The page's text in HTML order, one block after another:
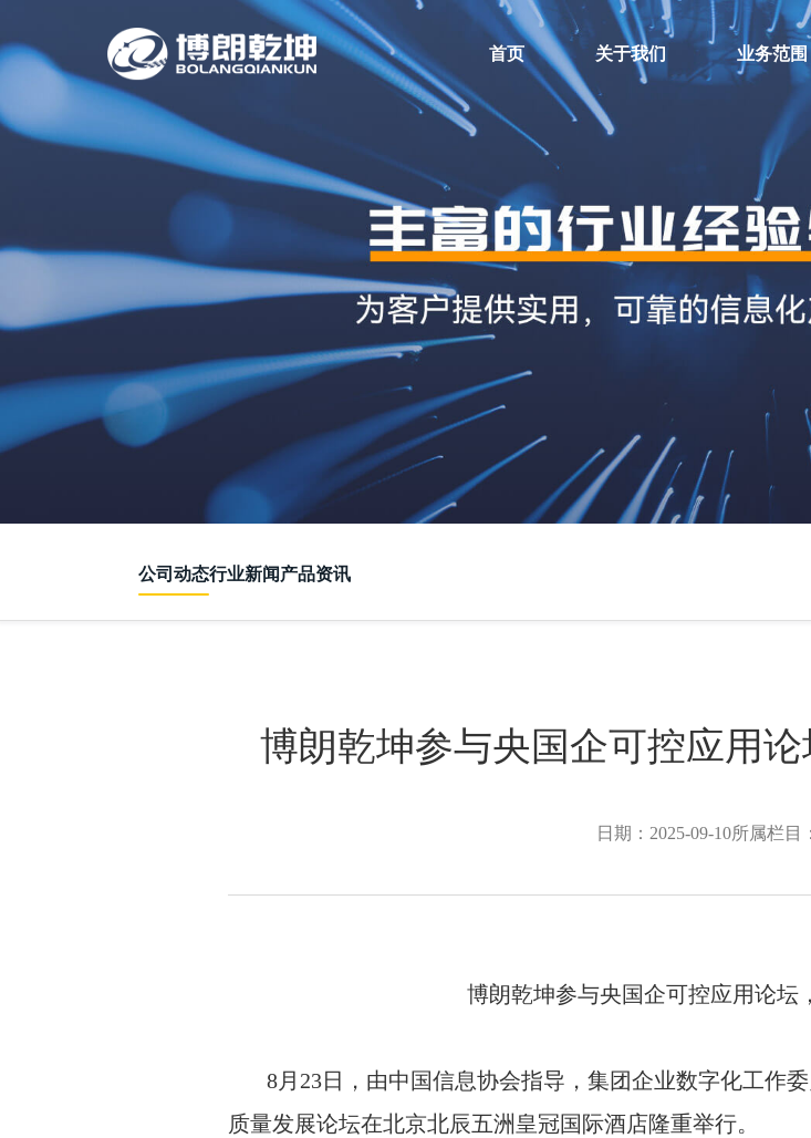
首页 关于我们 业务范围
公司动态行业新闻产品资讯
博朗乾坤参与央国企可控应用
日期：2025-09-10所属栏目
博朗乾坤参与央国企可控应用论坛
8月23日，由中国信息协会指导，集团企业数字化工作委
质量发展论坛在北京北辰五洲皇冠国际酒店隆重举行。